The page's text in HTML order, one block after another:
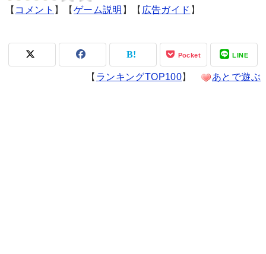
【 コメント 】【 ゲーム説明 】【 広告ガイド 】
Pocket LINE
【 ランキングTOP100】 あとで遊ぶ